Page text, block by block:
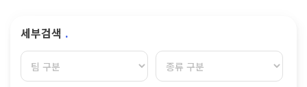
세부검색 .